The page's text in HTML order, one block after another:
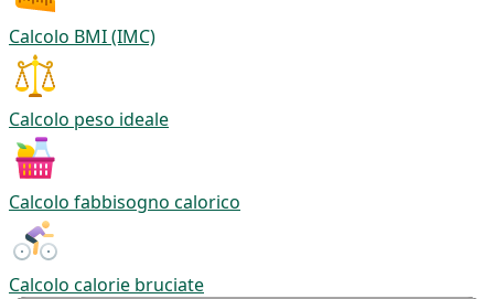
Calcolo BMI (IMC)
Calcolo peso ideale
Calcolo fabbisogno calorico
Calcolo calorie bruciate